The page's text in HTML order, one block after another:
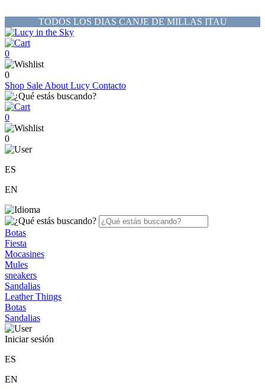
TODOS LOS DIAS CANJE DE MILLAS ITAU
0
0
Shop Sale About Lucy Contacto
0
0
ES
EN
Botas
Fiesta
Mocasines
Mules
sneakers
Sandalias
Leather Things
Botas
Sandalias
Iniciar sesión
ES
EN